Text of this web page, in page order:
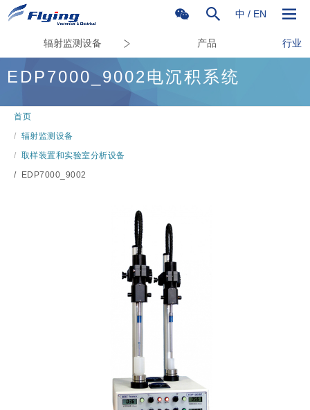
中 / EN
辐射监测设备 产品 行业
EDP7000_9002电沉积系统
首页
/ 辐射监测设备
/ 取样装置和实验室分析设备
/
EDP7000_9002